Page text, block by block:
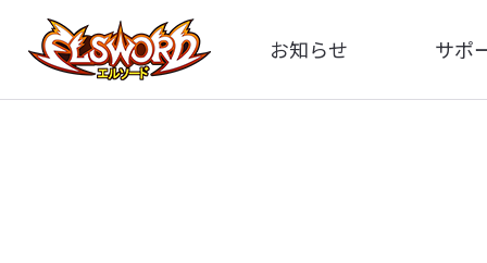
お知らせ
全体
サポ